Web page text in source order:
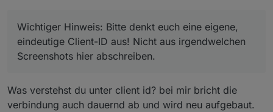
wenn sich jemand mit der gleichen
verbindet!! Die müssen eindeutig sein.
Wichtiger Hinweis: Bitte denkt euch eine eigene,
eindeutige Client-ID aus! Nicht aus irgendwelchen
Screenshots hier abschreiben.
Was verstehst du unter client id? bei mir bricht die
verbindung auch dauernd ab und wird neu aufgebaut.